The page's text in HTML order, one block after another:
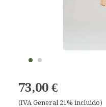
73,00 €
(IVA General 21% incluido)